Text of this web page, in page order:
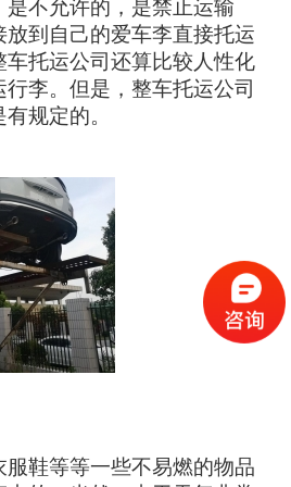
是不允许的，是禁止运输
到自己的爱车李直接托运
车托运公司还算比较人性化
李。但是，整车托运公司
规定的。
鞋等等一些不易燃的物品